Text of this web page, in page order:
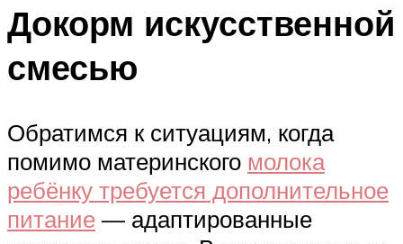
Докорм искусственной
смесью
Обратимся к ситуациям, когда
помимо материнского молока
ребёнку требуется дополнительное
питание — адаптированные